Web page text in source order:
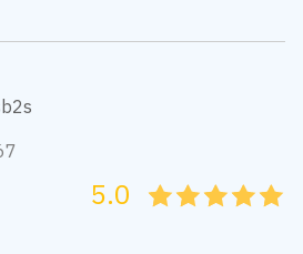
45
4
35
3
25
2
15
1
05
5.0